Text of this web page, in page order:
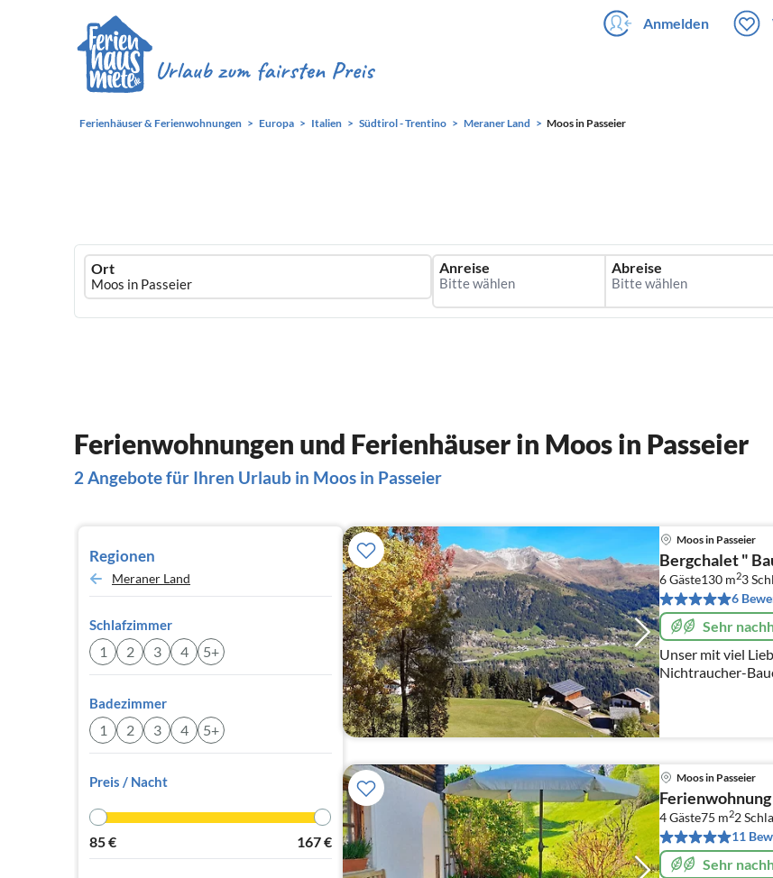
Anmelden
Ferienhäuser & Ferienwohnungen Europa Italien Südtirol - Trentino Meraner Land Moos in Passeier
Ferienhausmiete
logo
Ort Anreise Abreise
Ferienwohnungen und Ferienhäuser in Moos in Passeier
2 Angebote für Ihren Urlaub in Moos in Passeier
Regionen
Meraner Land
Schlafzimmer
1 2 3 4 5+
Badezimmer
1 2 3 4 5+
Preis / Nacht
85€ 167€
Moos in Passeier
Bergchalet "
6 Gäste130 m23
6
Sehr
Unser mit viel
Nichtraucher-
ruhig gelegenen, von
Hinterpasseier in
Moos in Passeier
4 Gäste75 m22
11
Sehr